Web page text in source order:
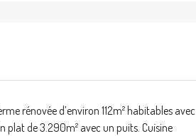
rénovée d’environ 112m² habitables avec
plat de 3.290m² avec un puits. Cuisine